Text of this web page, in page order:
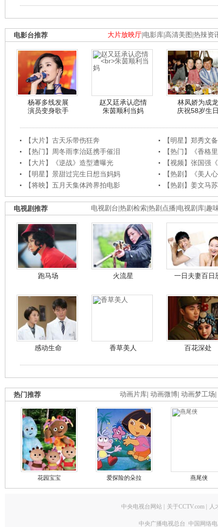
大片放映厅 电影库 高清美图 热辣资
电影台推荐
杨幂多线发展
演员变身歌手
赵又廷承认恋情
朱茵顺利当妈
林凤娇为成龙
庆祝58岁生
【大片】古天乐带伤狂奔
【明星】郑秀文
【热门】周冬雨李治廷携手催泪
【热门】《香格
【大片】《逆战》造型遭曝光
【视频】张国强
【明星】景甜过完生日想当妈妈
【热剧】《美人
【将映】五月天集体跨界拍电影
【热剧】姜文马
电视剧台 热剧检索 热剧点播 电视剧库 趣
电视剧推荐
跑马场 火流星 一日夫妻百日
感动生命 香草美人 百花深处
动画片库 动画微博 动画梦工场
热门推荐
花园宝宝 爱探险的朵拉 燕尾侠
中央电视台网站 关于CCTV.com 人
中央广播电视总台 中国网络